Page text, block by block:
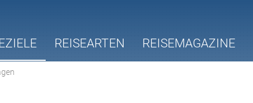
REISEARTEN REISEMAGAZINE